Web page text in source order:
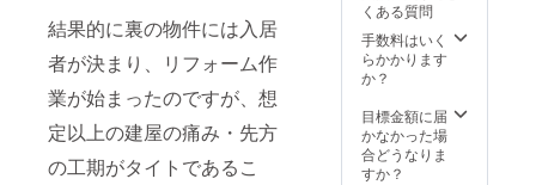
結果的に裏の物件には入居
者が決まり、リフォーム作
業が始まったのですが、想
定以上の建屋の痛み・先方
の工期がタイトであるこ
くある質問
手数料はいく
らかかります
か？
目標金額に届
かなかった場
合どうなりま
すか？